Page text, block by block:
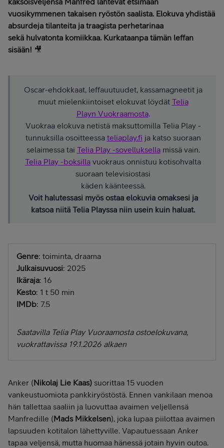
vuosikymmenen takaisen ryöstön saalista. Elokuva yhdistää
absurdeja tilanteita ja traagista perhetarinaa
sekä hulvatonta komiikkaa. Kurkataanpa tämän leffan
sisään! 🎥
Oscar-ehdokkaat, leffauutuudet, kassamagneetit ja
muut mielenkiintoiset elokuvat löydät Telia
Playn Vuokraamosta.
Vuokraa elokuva netistä maksuttomilla Telia Play -
tunnuksilla osoitteessa teliaplay.fi ja katso suoraan
selaimessa tai Telia Play -sovelluksellamissä vain.
Telia Play -boksilla vuokraus onnistuu kotisohvalta
suoraan televisiostasi
käden käänteessä.
Voit halutessasi myös ostaa elokuvia omaksesi ja
katsoa niitä Telia Playssa niin usein kuin haluat.
Genre: toiminta, draama
Julkaisuvuosi: 2025
Ikäraja: 16
Kesto: 1 t 50 min
IMDb: 7.5
Saatavilla Telia Play Vuoraamosta ostoelokuvana,
vuokrattavissa 19.1.2026 alkaen
Anker (Nikolaj Lie Kaas) suorittaa 15 vuoden
vankeustuomiota pankkiryöstöstä. Ennen vankilaan menoa
hän tallettaa saaliin ja luovuttaa avaimen veljellensä
Manfredille (Mads Mikkelsen), joka lupaa piilottaa avaimen
lapsuuden kotitalon lähettyville. Vapautuessaan Anker
tapaa veljensä, mutta huomaa hänessä jotain hyvin outoa.